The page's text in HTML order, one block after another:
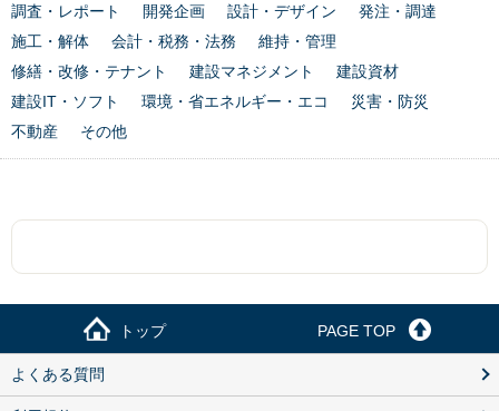
調査・レポート 開発企画 設計・デザイン
発注・調達
施工・解体
会計・税務・法務
維持・管理
修繕・改修・テナント
建設マネジメント
建設資材
建設IT・ソフト
環境・省エネルギー・エコ
災害・防災
不動産
その他
トップ PAGE TOP
よくある質問